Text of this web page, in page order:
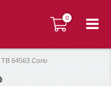
0
0
64563 Соло